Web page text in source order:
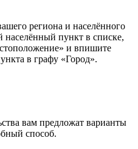
региона и населённого
пункт в списке,
и впишите
в графу «Город».
вам предложат варианты
способ.